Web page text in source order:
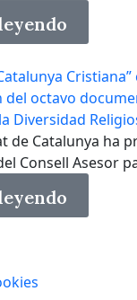
del octavo
Diversidad
de Catalunya ha
Consell Asesor